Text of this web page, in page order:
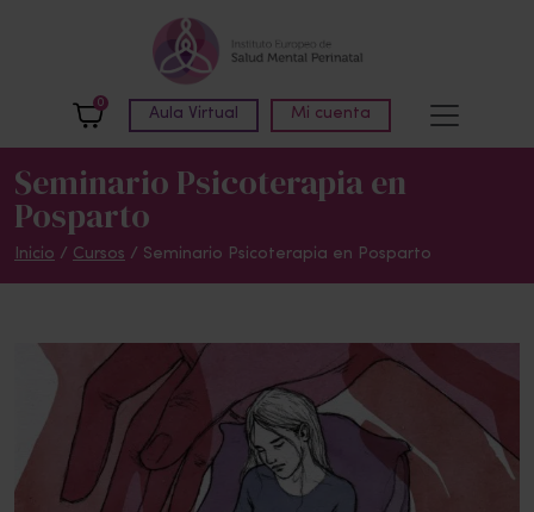
0
Aula Virtual Mi cuenta
Seminario Psicoterapia en
Posparto
Inicio / Cursos / Seminario Psicoterapia en Posparto